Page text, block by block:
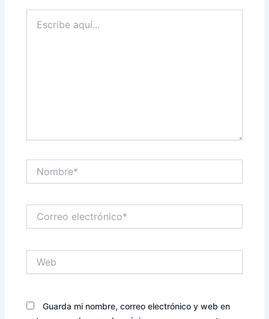
aquí...
electrónico*
Guarda mi nombre, correo electrónico y web en